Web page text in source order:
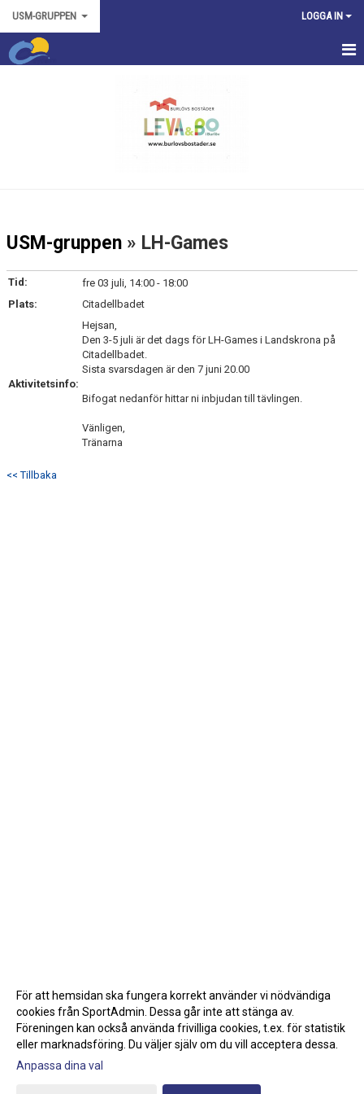
USM-GRUPPEN LOGGA IN
KALENDER
USM-gruppen » LH-Games
Tid:
fre 03 juli, 14:00 - 18:00
Plats:
Citadellbadet
Aktivitetsinfo:
Hejsan,
Den 3-5 juli är det dags för LH-Games i Landskrona på
Citadellbadet.
Sista svarsdagen är den 7 juni 20.00
Bifogat nedanför hittar ni inbjudan till tävlingen.
Vänligen,
Tränarna
<< Tillbaka
Gå till Webbversion
För att hemsidan ska fungera korrekt använder vi nödvändiga
cookies från SportAdmin. Dessa går inte att stänga av.
Föreningen kan också använda frivilliga cookies, t.ex. för statistik
eller marknadsföring. Du väljer själv om du vill acceptera dessa.
Anpassa dina val